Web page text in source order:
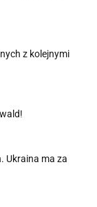
z kolejnymi
Ukraina ma za